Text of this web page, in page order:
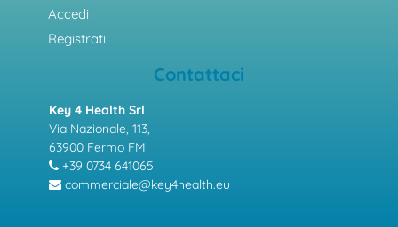
Accedi
Registrati
Contattaci
Key 4 Health Srl
Via Nazionale, 113,
63900 Fermo FM
+39 0734 641065
commerciale@key4health.eu